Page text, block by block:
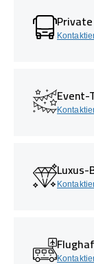
Event-